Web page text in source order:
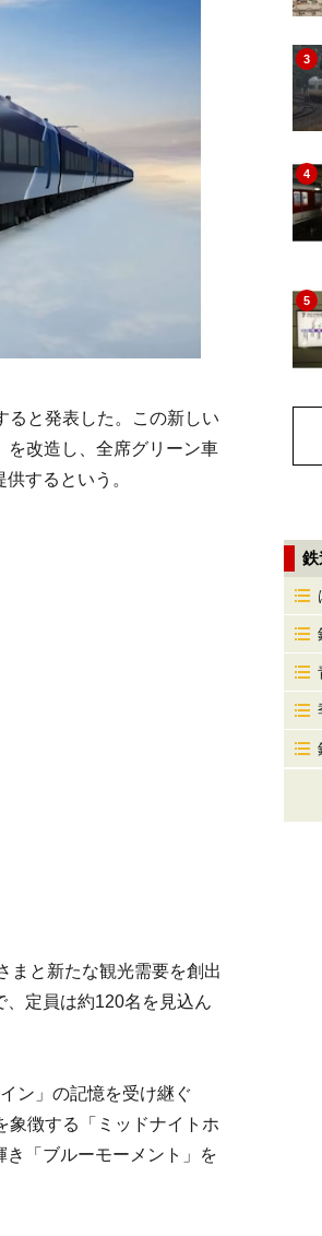
ると発表した。この新しい
を改造し、全席グリーン車
するという。
まと新たな観光需要を創出
、定員は約120名を見込ん
ン」の記憶を受け継ぐ
象徴する「ミッドナイトホ
「ブルーモーメント」を
3
4
5
鉄